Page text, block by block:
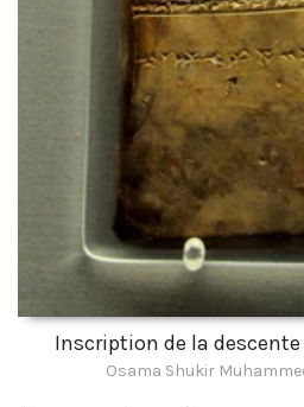
Inscription de la
Osama Shukir